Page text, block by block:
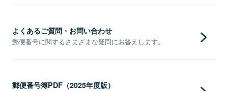
よくあるご質問・お問い合わせ
郵便番号に関するさまざまな疑問にお答えします。
郵便番号簿PDF（2025年度版）